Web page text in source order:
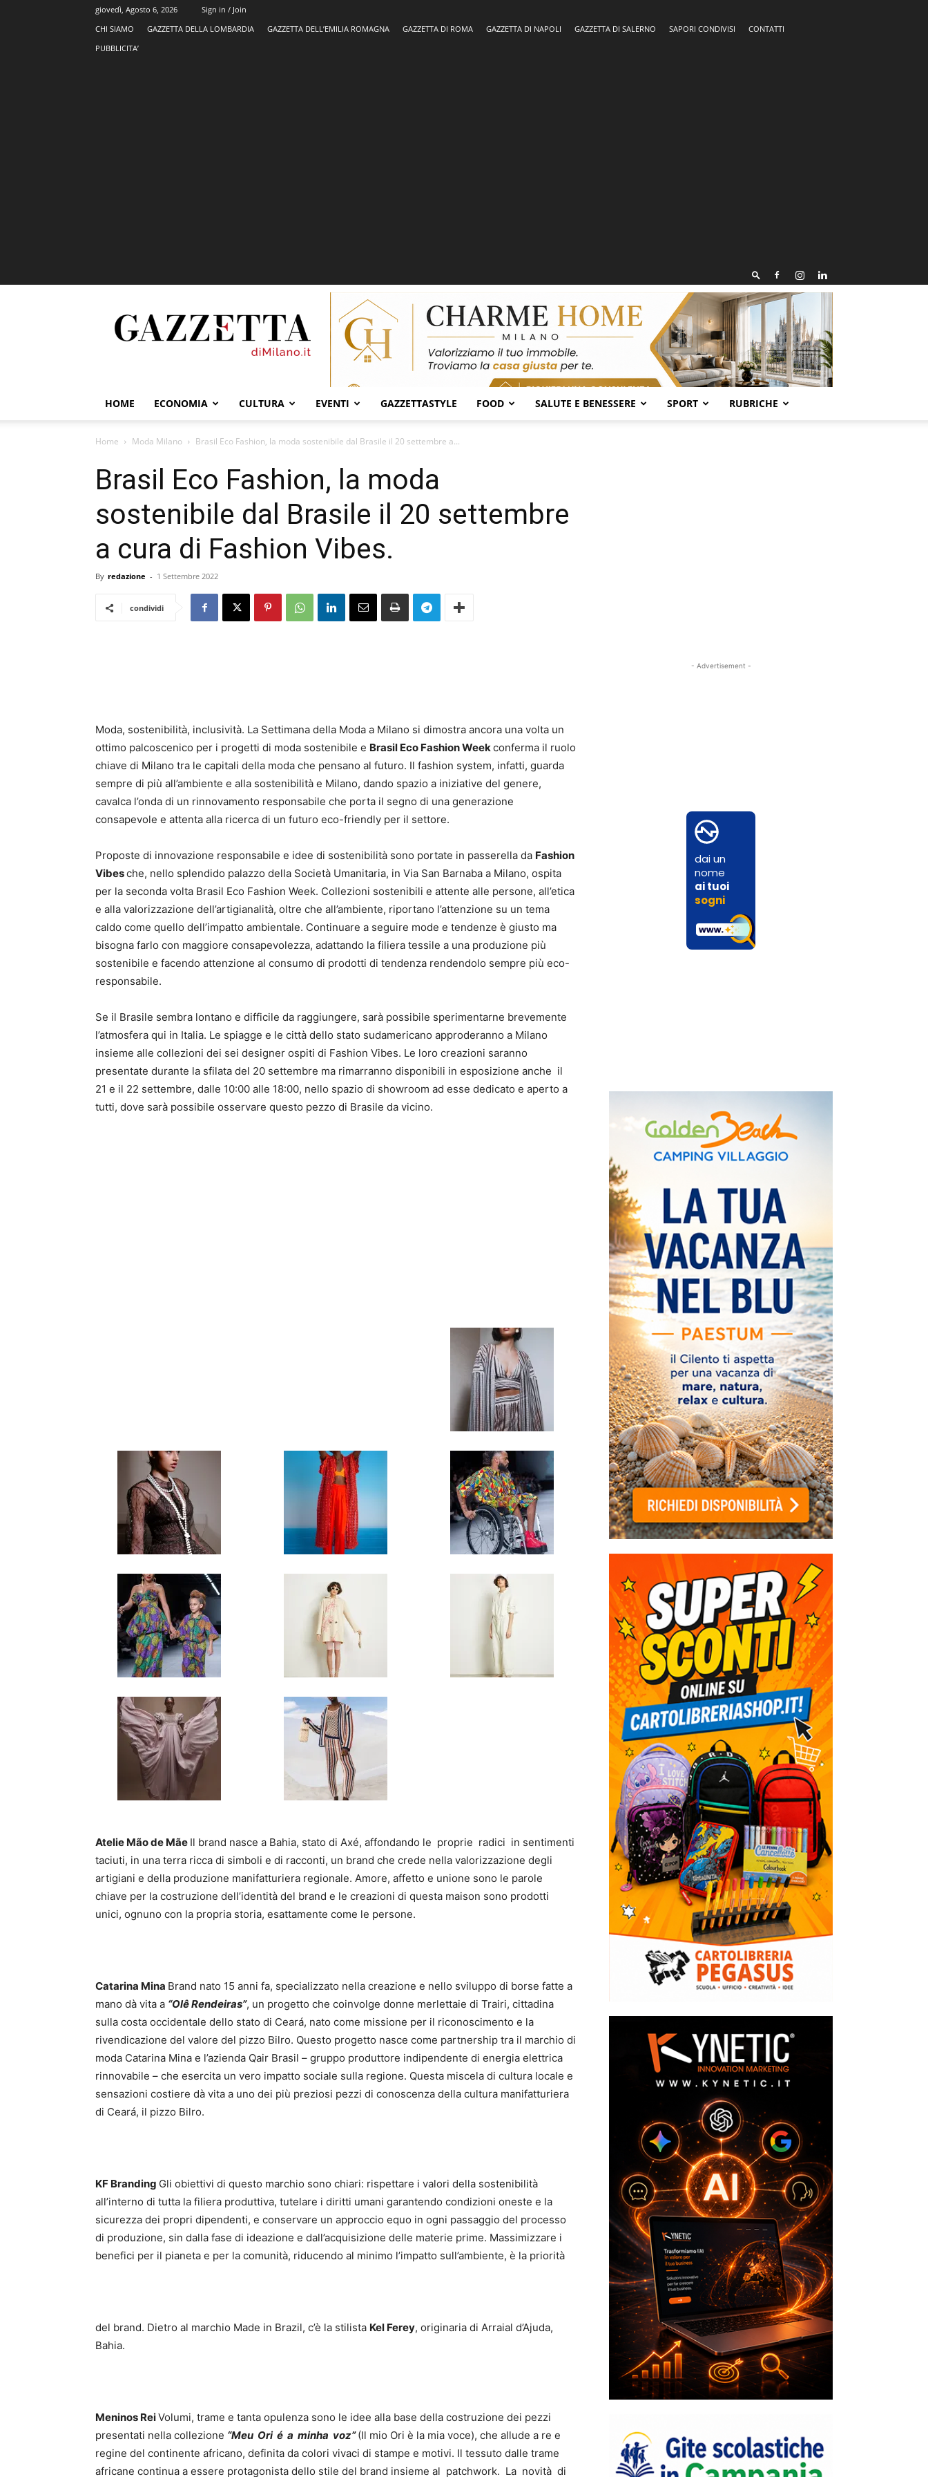
giovedì, Agosto 6, 2026
Sign in / Join
CHI SIAMO
GAZZETTA DELLA LOMBARDIA GAZZETTA DELL’EMILIA ROMAGNA GAZZETTA DI ROMA GAZZETTA DI NAPOLI GAZZETTA DI SALERNO SAPORI CONDIVISI
CONTATTI
PUBBLICITA’
HOME ECONOMIA CULTURA EVENTI GAZZETTASTYLE FOOD SALUTE E BENESSERE SPORT RUBRICHE
Home Moda Milano Brasil Eco Fashion, la moda sostenibile dal Brasile il 20 settembre a...
Brasil Eco Fashion, la moda
sostenibile dal Brasile il 20 settembre
a cura di Fashion Vibes.
By redazione - 1 Settembre 2022
condividi
Moda, sostenibilità, inclusività. La Settimana della Moda a Milano si dimostra ancora una volta un
ottimo palcoscenico per i progetti di moda sostenibile e Brasil Eco Fashion Weekconferma il ruolo
chiave di Milano tra le capitali della moda che pensano al futuro. Il fashion system, infatti, guarda
sempre di più all’ambiente e alla sostenibilità e Milano, dando spazio a iniziative del genere,
cavalca l’onda di un rinnovamento responsabile che porta il segno di una generazione
consapevole e attenta alla ricerca di un futuro eco-friendly per il settore.
Proposte di innovazione responsabile e idee di sostenibilità sono portate in passerella da Fashion
Vibesche, nello splendido palazzo della Società Umanitaria, in Via San Barnaba a Milano, ospita
per la seconda volta Brasil Eco Fashion Week. Collezioni sostenibili e attente alle persone, all’etica
e alla valorizzazione dell’artigianalità, oltre che all’ambiente, riportano l’attenzione su un tema
caldo come quello dell’impatto ambientale. Continuare a seguire mode e tendenze è giusto ma
bisogna farlo con maggiore consapevolezza, adattando la filiera tessile a una produzione più
sostenibile e facendo attenzione al consumo di prodotti di tendenza rendendolo sempre più eco-
responsabile.
Se il Brasile sembra lontano e difficile da raggiungere, sarà possibile sperimentarne brevemente
l’atmosfera qui in Italia. Le spiagge e le città dello stato sudamericano approderanno a Milano
insieme alle collezioni dei sei designer ospiti di Fashion Vibes. Le loro creazioni saranno
presentate durante la sfilata del 20 settembre ma rimarranno disponibili in esposizione anche il
21 e il 22 settembre, dalle 10:00 alle 18:00, nello spazio di showroom ad esse dedicato e aperto a
tutti, dove sarà possibile osservare questo pezzo di Brasile da vicino.
Atelie Mão de Mãe Il brand nasce a Bahia, stato di Axé, affondando le proprie radici in sentimenti
taciuti, in una terra ricca di simboli e di racconti, un brand che crede nella valorizzazione degli
artigiani e della produzione manifatturiera regionale. Amore, affetto e unione sono le parole
chiave per la costruzione dell’identità del brand e le creazioni di questa maison sono prodotti
unici, ognuno con la propria storia, esattamente come le persone.
Catarina Mina Brand nato 15 anni fa, specializzato nella creazione e nello sviluppo di borse fatte a
mano dà vita a “Olê Rendeiras”, un progetto che coinvolge donne merlettaie di Trairi, cittadina
sulla costa occidentale dello stato di Ceará, nato come missione per il riconoscimento e la
rivendicazione del valore del pizzo Bilro. Questo progetto nasce come partnership tra il marchio di
moda Catarina Mina e l’azienda Qair Brasil – gruppo produttore indipendente di energia elettrica
rinnovabile – che esercita un vero impatto sociale sulla regione. Questa miscela di cultura locale e
sensazioni costiere dà vita a uno dei più preziosi pezzi di conoscenza della cultura manifatturiera
di Ceará, il pizzo Bilro.
KF Branding Gli obiettivi di questo marchio sono chiari: rispettare i valori della sostenibilità
all’interno di tutta la filiera produttiva, tutelare i diritti umani garantendo condizioni oneste e la
sicurezza dei propri dipendenti, e conservare un approccio equo in ogni passaggio del processo
di produzione, sin dalla fase di ideazione e dall’acquisizione delle materie prime. Massimizzare i
benefici per il pianeta e per la comunità, riducendo al minimo l’impatto sull’ambiente, è la priorità
del brand. Dietro al marchio Made in Brazil, c’è la stilista Kel Ferey, originaria di Arraial d’Ajuda,
Bahia.
Meninos ReiVolumi, trame e tanta opulenza sono le idee alla base della costruzione dei pezzi
presentati nella collezione “Meu Ori é a minha voz”(Il mio Ori è la mia voce), che allude a re e
regine del continente africano, definita da colori vivaci di stampe e motivi. Il tessuto dalle trame
africane continua a essere protagonista dello stile del brand insieme al patchwork. La novità di
- Advertisement -